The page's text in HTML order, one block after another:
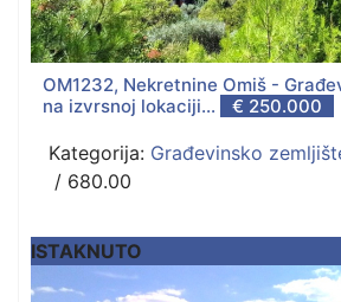
OM1232, Nekretnine Omiš -
na izvrsnoj lokaciji...
€ 250.000
Kategorija: Građevinsko
/ 680.00
ISTAKNUTO